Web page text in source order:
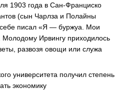
1903 года в Сан-Франциско
(сын Чарлза и Полайны
писал «Я — буржуа. Мои
Ирвингу приходилось
развозя овощи или служа
университета получил степень
экономику